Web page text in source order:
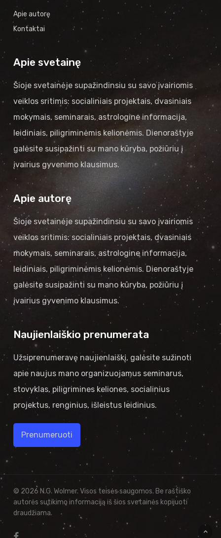
Apie autorę
Kontaktai
Apie svetainę
Šioje svetainėje supažindinsiu su savo įvairiomis
veiklos sritimis: socialiniais projektais, dvasiniais
mokymais, seminarais, astrologine informacija,
leidiniais, piligriminėmis kelionėmis. Dienoraštyje
galėsite susipažinti su mano kūryba, požiūriu į
įvairius gyvenimo klausimus.
Apie autorę
Šioje svetainėje supažindinsiu su savo įvairiomis
veiklos sritimis: socialiniais projektais, dvasiniais
mokymais, seminarais, astrologine informacija,
leidiniais, piligriminėmis kelionėmis. Dienoraštyje
galėsite susipažinti su mano kūryba, požiūriu į
įvairius gyvenimo klausimus.
Naujienlaiškio prenumerata
Užsiprenumeravę naujienlaiškį, galėsite sužinoti
apie naujus mano organizuojamus seminarus,
stovyklas, piligrimines keliones, socialinius
projektus, renginius, išleistus leidinius.
Prenumeruoti
© 2026 N.G. Wolmer. Visos teisės saugomos. Be raštiško
autorės sutikimo informaciją iš šios svetainės kopijuoti
draudžiama.
facebook